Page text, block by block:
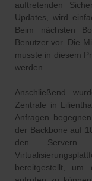
auftretenden
Updates, wird
Beim nächsten
Benutzer vor. Die
musste in diesem
werden.
Anschließend
Zentrale in
Anfragen
der Backbone auf
den Servern
bereitgestellt, um